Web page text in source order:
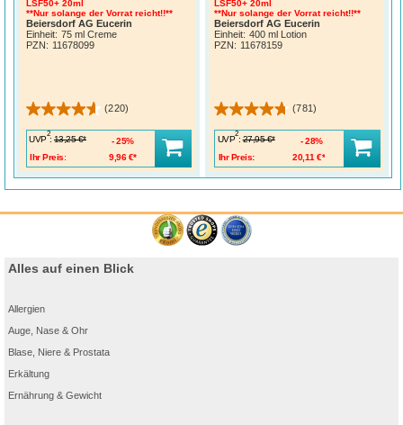
LSF50+ 20ml
**Nur solange der Vorrat reicht!!**
Beiersdorf AG Eucerin
Einheit: 75 ml Creme
PZN: 11678099
(220)
UVP
2
: 13,25 €*
Ihr Preis:
9,96 €*
25%
LSF50+ 20ml
**Nur solange der Vorrat reicht!!**
Beiersdorf AG Eucerin
Einheit: 400 ml Lotion
PZN: 11678159
(781)
UVP
2
: 27,95 €*
Ihr Preis:
20,11 €*
28%
Alles auf einen Blick
Allergien
Auge, Nase & Ohr
Blase, Niere & Prostata
Erkältung
Ernährung & Gewicht